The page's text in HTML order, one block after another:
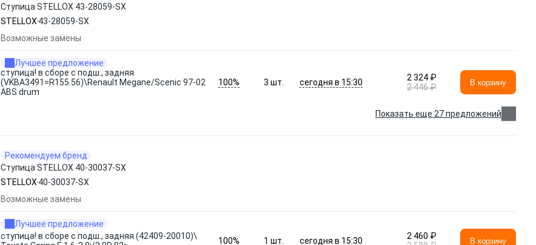
Ступица STELLOX 43-28059-SX
STELLOX 43-28059-SX
Возможные замены
Лучшее предложение
ступица! в сборе с подш., задняя
(VKBA3491=R155.56)\Renault Megane/Scenic 97-02
ABS drum
100% 3 шт. сегодня в 15:30
2 324 ₽
2 446 ₽
В корзину
Показать еще 27 предложений
Рекомендуем бренд
Ступица STELLOX 40-30037-SX
STELLOX 40-30037-SX
Возможные замены
Лучшее предложение
ступица! в сборе с подш., задняя (42409-20010)\
100% 1 шт. сегодня в 15:30
2 460 ₽
В корзину